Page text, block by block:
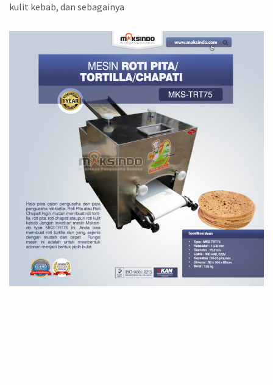
kulit kebab, dan sebagainya